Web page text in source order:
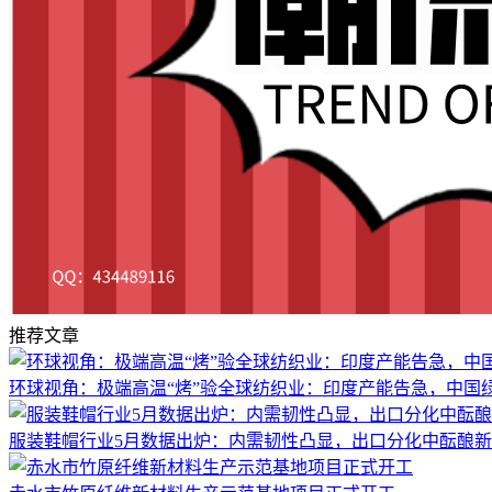
推荐文章
环球视角：极端高温“烤”验全球纺织业：印度产能告急，中国
服装鞋帽行业5月数据出炉：内需韧性凸显，出口分化中酝酿